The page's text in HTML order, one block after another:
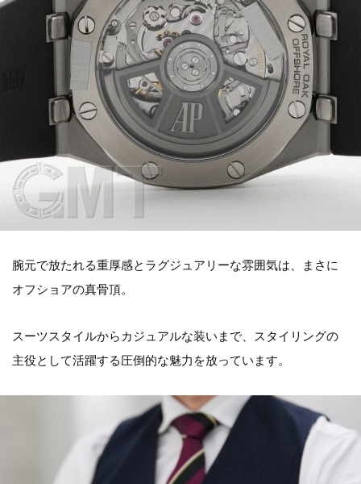
腕元で放たれる重厚感とラグジュアリーな雰囲気は、まさに
オフショアの真骨頂。
スーツスタイルからカジュアルな装いまで、スタイリングの
主役として活躍する圧倒的な魅力を放っています。